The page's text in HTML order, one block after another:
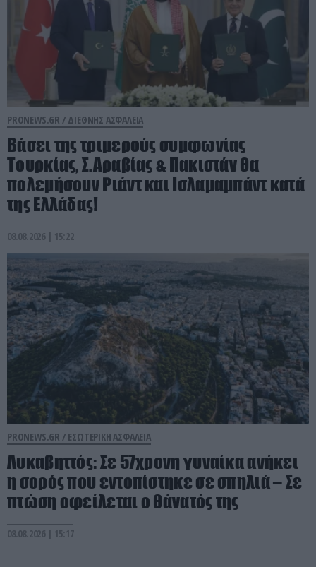
PRONEWS.GR / ΔΙΕΘΝΗΣ ΑΣΦΑΛΕΙΑ
Βάσει της τριμερούς συμφωνίας
Τουρκίας, Σ.Αραβίας & Πακιστάν θα
πολεμήσουν Ριάντ και Ισλαμαμπάντ κατά
της Ελλάδας!
08.08.2026 | 15:22
PRONEWS.GR / ΕΣΩΤΕΡΙΚΗ ΑΣΦΑΛΕΙΑ
Λυκαβηττός: Σε 57χρονη γυναίκα ανήκει
η σορός που εντοπίστηκε σε σπηλιά – Σε
πτώση οφείλεται ο θάνατός της
08.08.2026 | 15:17